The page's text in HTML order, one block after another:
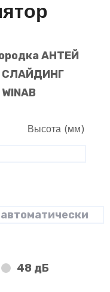
АНТЕЙ
СЛАЙДИНГ
Высота (мм)
48 дБ